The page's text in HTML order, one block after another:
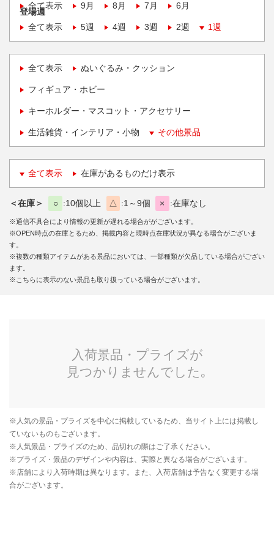
全て表示
9月 8月 7月 6月
登場週
全て表示
5週 4週 3週 2週 1週
全て表示 ぬいぐるみ・クッション
フィギュア・ホビー
キーホルダー・マスコット・アクセサリー
生活雑貨・インテリア・小物 その他景品
全て表示 在庫があるものだけ表示
＜在庫＞ ○ 10個以上 △ 1～9個 × 在庫なし
※通信不具合により情報の更新が遅れる場合ががございます。
※OPEN時点の在庫とるため、掲載内容と現時点在庫状況が異なる場合がございま
す。
※複数の種類アイテムがある景品においては、一部種類が欠品している場合がござい
ます。
※こちらに表示のない景品も取り扱っている場合がございます。